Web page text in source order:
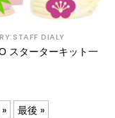
DIALY
スターターキット一
» 最後 »